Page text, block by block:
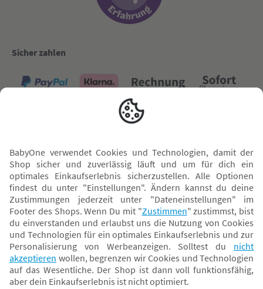
Sicher zahlen
Versand mit
* Alle Preise inkl. MwSt. und ggf. zzgl.Versandkosten. Der dargestellte Preis gilt -
abhängig von der von dir gewählten Option - im BabyOne-Onlineshop oder bei
Abholung in dem von dir gewählten BabyOne-Franchise-Betrieb. Der für den
Onlineshop geltende Preis stellt bei einem Verkauf durch unsere Franchise-
Nehmer eine unverbindliche Preisempfehlung dar. Der Verkaufspreis der